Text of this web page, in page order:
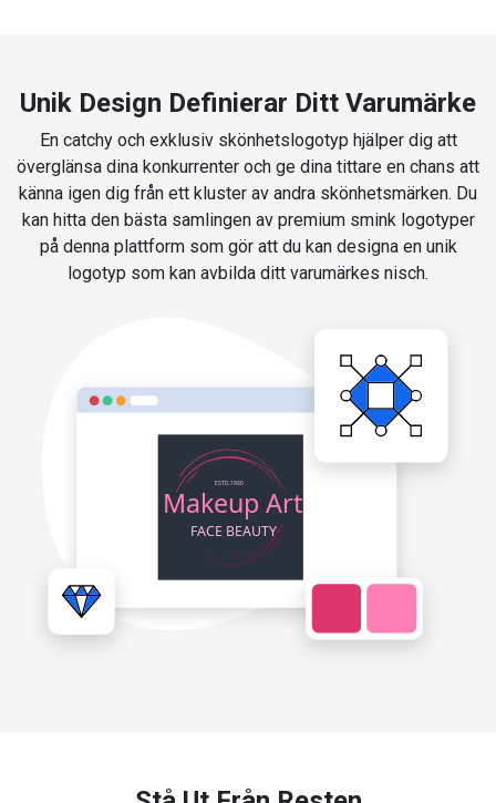
Unik Design Definierar Ditt Varumärke
En catchy och exklusiv skönhetslogotyp hjälper dig att
överglänsa dina konkurrenter och ge dina tittare en chans att
känna igen dig från ett kluster av andra skönhetsmärken. Du
kan hitta den bästa samlingen av premium smink logotyper
på denna plattform som gör att du kan designa en unik
logotyp som kan avbilda ditt varumärkes nisch.